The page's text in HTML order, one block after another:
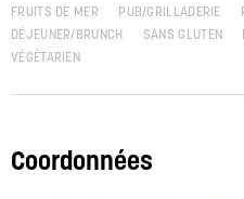
FRUITS DE MER PUB/GRILLADERIE
DÉJEUNER/BRUNCH
SANS GLUTEN
VÉGÉTARIEN
Coordonnées